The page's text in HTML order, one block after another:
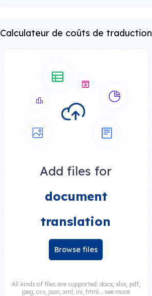
Calculateur de coûts de traduction
Add files for
document
translation
Browse files
All kinds of files are supported: docx, xlsx, pdf,
jpeg, csv, json, xml, ini, html... see more